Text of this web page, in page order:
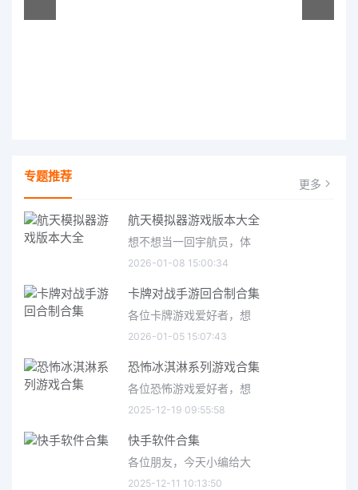
专题推荐 更多
航天模拟器游戏版本大全
想不想当一回宇航员，体
2026-01-08 15:00:34
卡牌对战手游回合制合集
各位卡牌游戏爱好者，想
2026-01-05 15:07:43
恐怖冰淇淋系列游戏合集
各位恐怖游戏爱好者，想
2025-12-19 09:55:58
快手软件合集
各位朋友，今天小编给大
2025-12-11 10:13:50